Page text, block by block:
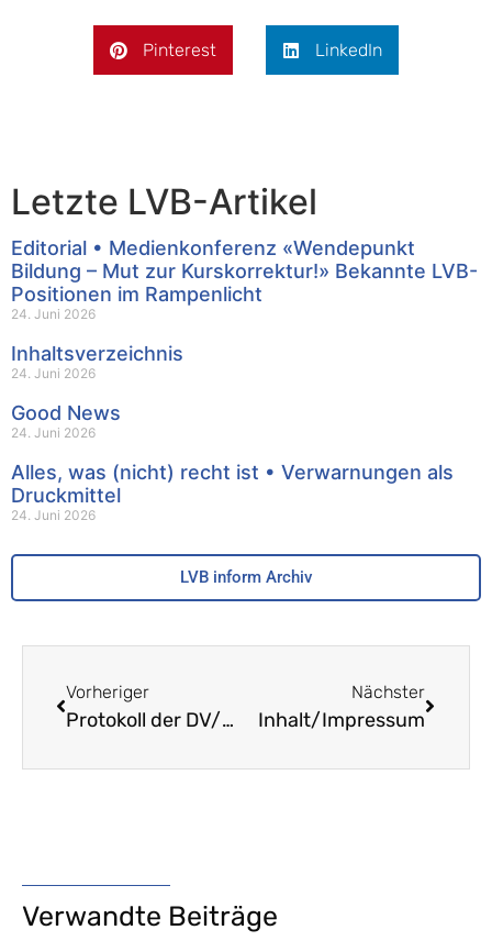
Pinterest LinkedIn
Letzte LVB-Artikel
Editorial • Medienkonferenz «Wendepunkt
Bildung – Mut zur Kurskorrektur!» Bekannte LVB-
Positionen im Rampenlicht
24. Juni 2026
Inhaltsverzeichnis
24. Juni 2026
Good News
24. Juni 2026
Alles, was (nicht) recht ist • Verwarnungen als
Druckmittel
24. Juni 2026
LVB inform Archiv
Vorheriger
Protokoll der DV/MV vom 24. September 2014
Nächster
Inhalt/Impressum
Verwandte Beiträge